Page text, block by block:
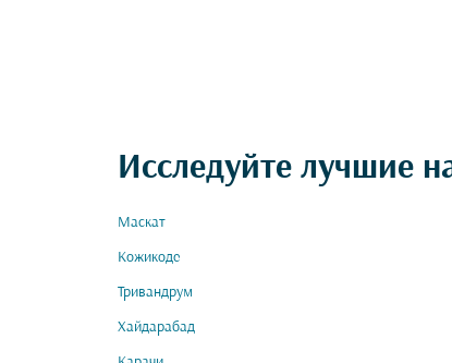
Исследуйте лучшие
Маскат
Кожикоде
Тривандрум
Хайдарабад